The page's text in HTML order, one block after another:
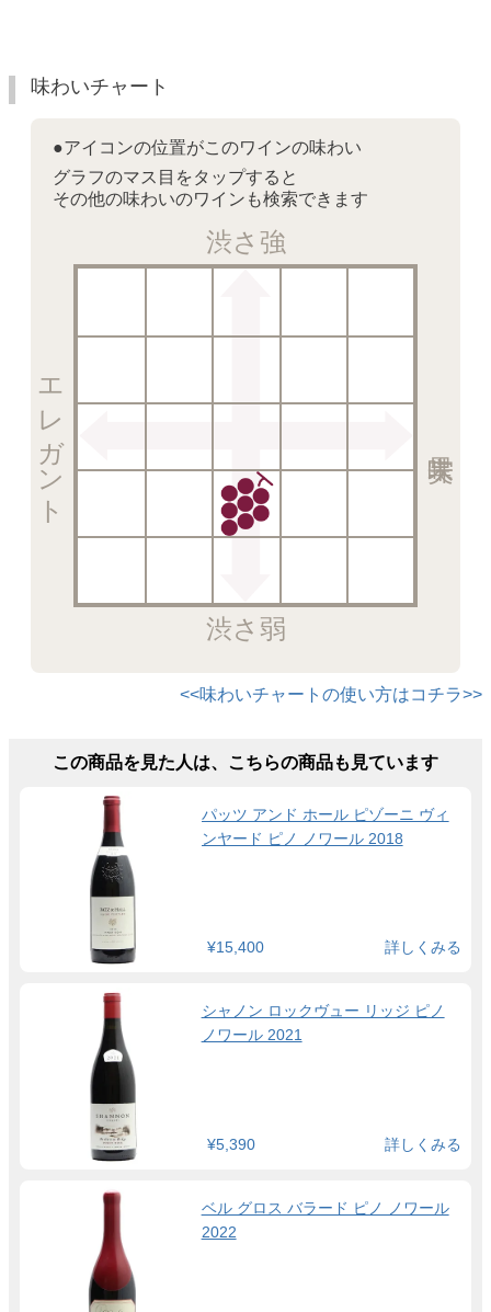
味わいチャート
●アイコンの位置がこのワインの味わい
グラフのマス目をタップすると
その他の味わいのワインも検索できます
渋さ強
渋さ弱
エレガント
<<味わいチャートの使い方はコチラ>>
この商品を見た人は、こちらの商品も見ています
パッツ アンド ホール ピゾーニ ヴィ
ンヤード ピノ ノワール 2018
¥15,400 詳しくみる
シャノン ロックヴュー リッジ ピノ
ノワール 2021
¥5,390 詳しくみる
ベル グロス バラード ピノ ノワール
2022